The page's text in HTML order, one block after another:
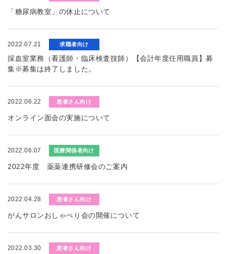
「糖尿病教室」の休止について
2022.07.21 求職者向け
採血室業務（看護師・臨床検査技師）【会計年度任用職員】募
集※募集は終了しました。
2022.06.22 患者さん向け
オンライン面会の実施について
2022.06.07 医療関係者向け
2022年度 薬薬連携研修会のご案内
2022.04.28 患者さん向け
がんサロンおしゃべり会の開催について
2022.03.30 患者さん向け